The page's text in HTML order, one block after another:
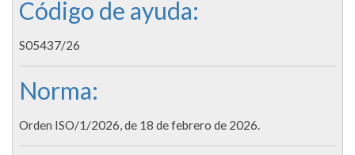
Código de ayuda:
S05437/26
Norma:
Orden ISO/1/2026, de 18 de febrero de 2026.